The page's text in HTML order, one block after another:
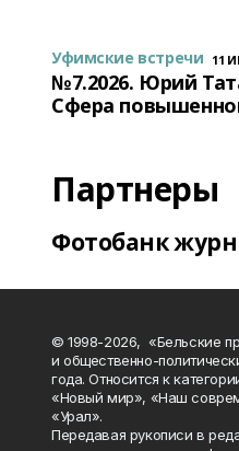
Уфимские встречи 11
№7.2026. Юрий
Сфера
Партнеры
Фотобанк
© 1998-2026, «Бельские
и общественно-
года. Относится к
«Новый мир», «Наш
«Урал».
Передавая рукописи в